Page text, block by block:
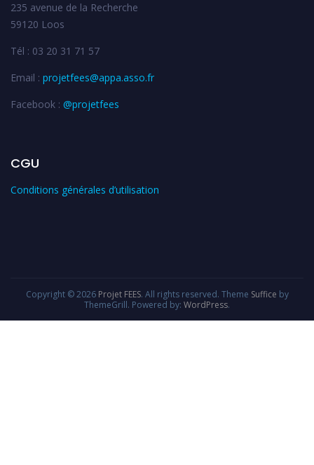
235 avenue de la Recherche
59120 Loos
Tél : 03 20 31 71 57
Email : projetfees@appa.asso.fr
Facebook : @projetfees
CGU
Conditions générales d’utilisation
Copyright © 2026 Projet FEES. All rights reserved. Theme Suffice by
ThemeGrill. Powered by: WordPress.